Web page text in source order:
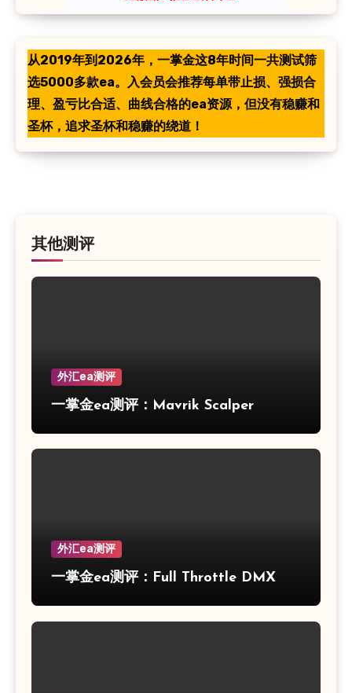
从2019年到2026年，一掌金这8年时间一共测试筛
选5000多款ea。入会员会推荐每单带止损、强损合
理、盈亏比合适、曲线合格的ea资源，但没有稳赚和
圣杯，追求圣杯和稳赚的绕道！
其他测评
外汇ea测评
一掌金ea测评：Mavrik Scalper
外汇ea测评
一掌金ea测评：Full Throttle DMX